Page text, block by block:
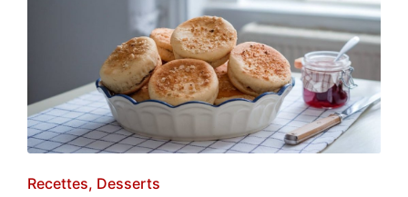
Posted
Recettes Desserts